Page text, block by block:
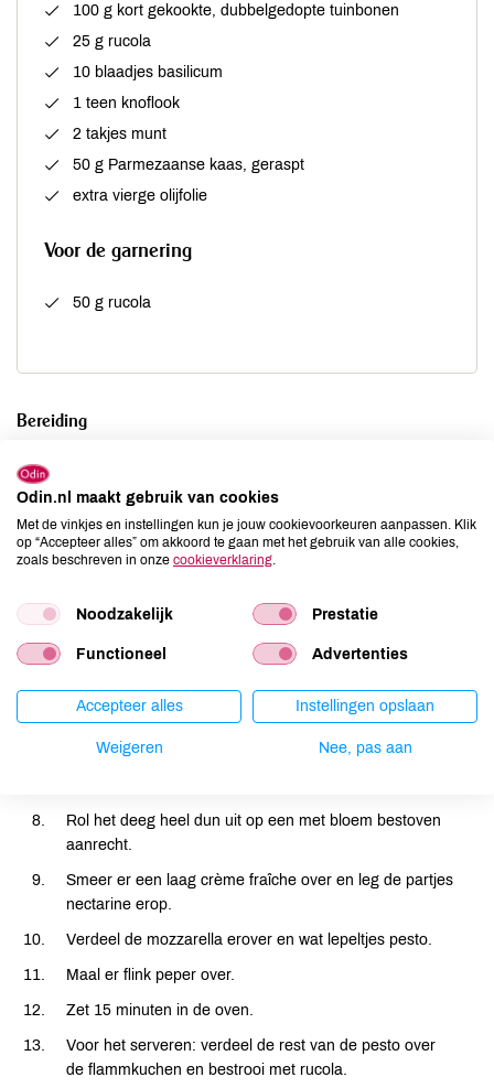
100 g kort gekookte, dubbelgedopte tuinbonen
25 g rucola
10 blaadjes basilicum
1 teen knoflook
2 takjes munt
50 g Parmezaanse kaas, geraspt
extra vierge olijfolie
Voor de garnering
50 g rucola
Bereiding
het midden en schenk er het lauwwarme water in. Kneed
tot een soepel deeg. Dek de kom af met een vochtige,
schone theedoek en laat het deeg 1 uur rijzen.
Snijd de nectarine in partjes en grill ze eventueel.
Klop de crème fraîche los.
Scheur de mozzarella in stukjes.
Voor de pesto pureer je de tuinbonen met de
basilicum, knoflook, rucola, munt en kaas.
Rol het deeg heel dun uit op een met bloem bestoven
aanrecht.
Smeer er een laag crème fraîche over en leg de partjes
nectarine erop.
Verdeel de mozzarella erover en wat lepeltjes pesto.
Maal er flink peper over.
Zet 15 minuten in de oven.
Voor het serveren: verdeel de rest van de pesto over
de flammkuchen en bestrooi met rucola.
Odin.nl maakt gebruik van cookies
Met de vinkjes en instellingen kun je jouw cookievoorkeuren aanpassen. Klik
op “Accepteer alles” om akkoord te gaan met het gebruik van alle cookies,
zoals beschreven in onze cookieverklaring.
Noodzakelijk Prestatie
Functioneel Advertenties
Accepteer alles Instellingen opslaan
Weigeren Nee, pas aan